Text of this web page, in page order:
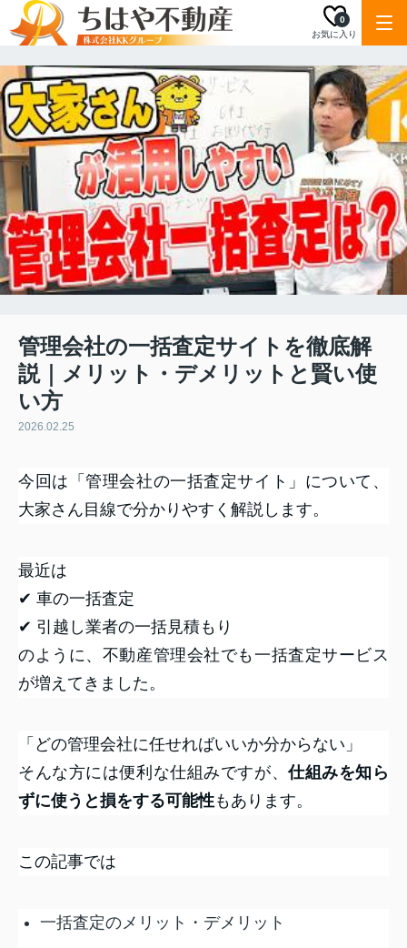
お気に入り
0
管理会社の一括査定サイトを徹底解
説｜メリット・デメリットと賢い使
い方
2026.02.25
今回は「管理会社の一括査定サイト」について、
大家さん目線で分かりやすく解説します。
最近は
✔ 車の一括査定
✔ 引越し業者の一括見積もり
のように、不動産管理会社でも一括査定サービス
が増えてきました。
「どの管理会社に任せればいいか分からない」
そんな方には便利な仕組みですが、仕組みを知ら
ずに使うと損をする可能性もあります。
この記事では
一括査定のメリット・デメリット